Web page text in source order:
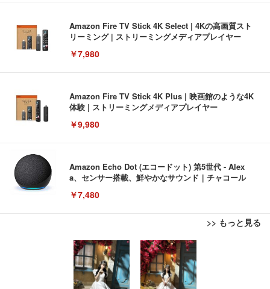
Amazon Fire TV Stick 4K Select | 4Kの高画質スト
リーミング | ストリーミングメディアプレイヤー
￥7,980
Amazon Fire TV Stick 4K Plus | 映画館のような4K
体験 | ストリーミングメディアプレイヤー
￥9,980
Amazon Echo Dot (エコードット) 第5世代 - Alex
a、センサー搭載、鮮やかなサウンド｜チャコール
￥7,480
>> もっと見る
[EdoErgo] オフィスチェア 椅子 テレワーク 疲れな
い 跳ね上げ式アームレスト コンパクト 約105度ロッ
キング pc 事務椅子 360度回転 座面昇降 強化ナイロ
ン樹脂ベース 通気性メッシュ 在宅ワーク H-WY01
￥5,699
EIZO ビジネス向けプレミアムモニター | FlexScan
EV3240X-WT | 31.5型4K UHD・USB Type-C・ホワ
イト
￥105,595
Amazonベーシック ペットシーツ 薄型 レギュラー 1
回使い捨て 無香料 ホワイト 300枚
￥3,373